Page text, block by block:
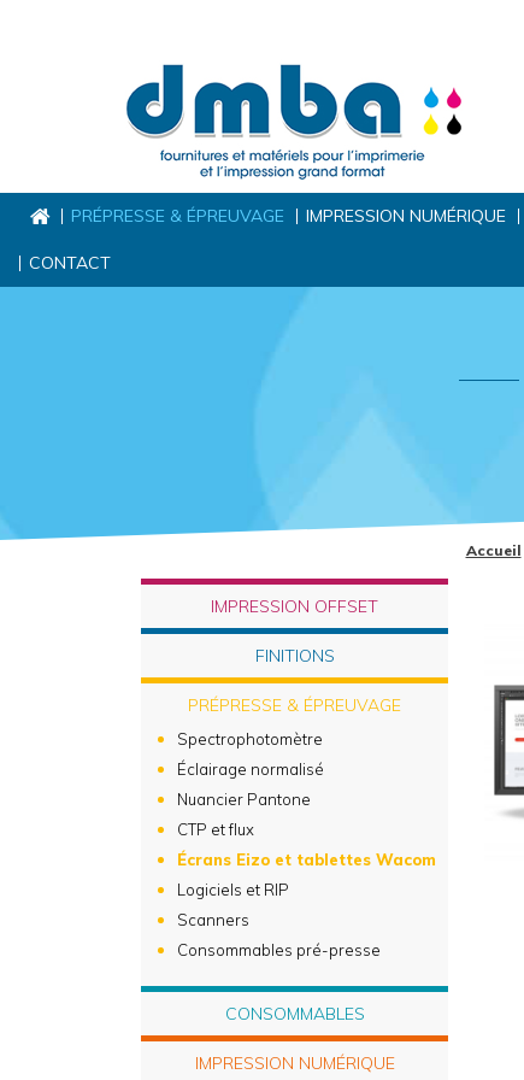
PRÉPRESSE & ÉPREUVAGE IMPRESSION NUMÉRIQUE
CONTACT
Accueil
IMPRESSION OFFSET
FINITIONS
PRÉPRESSE & ÉPREUVAGE
Spectrophotomètre
Éclairage normalisé
Nuancier Pantone
CTP et flux
Écrans Eizo et tablettes Wacom
Logiciels et RIP
Scanners
Consommables pré-presse
CONSOMMABLES
IMPRESSION NUMÉRIQUE